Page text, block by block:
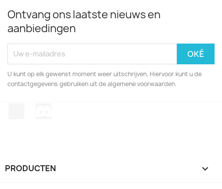
Ontvang ons laatste nieuws en
aanbiedingen
U kunt op elk gewenst moment weer uitschrijven. Hiervoor kunt u de
contactgegevens gebruiken uit de algemene voorwaarden.
PRODUCTEN 